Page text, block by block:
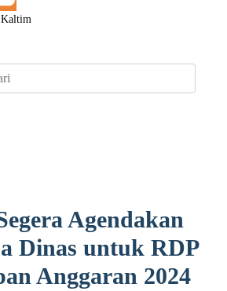
Kaltim
Agendakan
Dinas untuk RDP
Anggaran 2024